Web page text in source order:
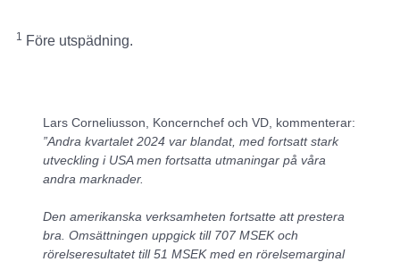
1 Före utspädning.
Lars Corneliusson, Koncernchef och VD, kommenterar:
”Andra kvartalet 2024 var blandat, med fortsatt stark
utveckling i USA men fortsatta utmaningar på våra
andra marknader.
Den amerikanska verksamheten fortsatte att prestera
bra. Omsättningen uppgick till 707 MSEK och
rörelseresultatet till 51 MSEK med en rörelsemarginal